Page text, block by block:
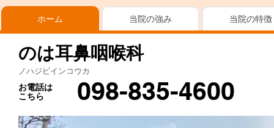
ホーム 当院の強み 当院の特徴
のは耳鼻咽喉科
ノハジビインコウカ
お電話は
こちら
098-835-4600